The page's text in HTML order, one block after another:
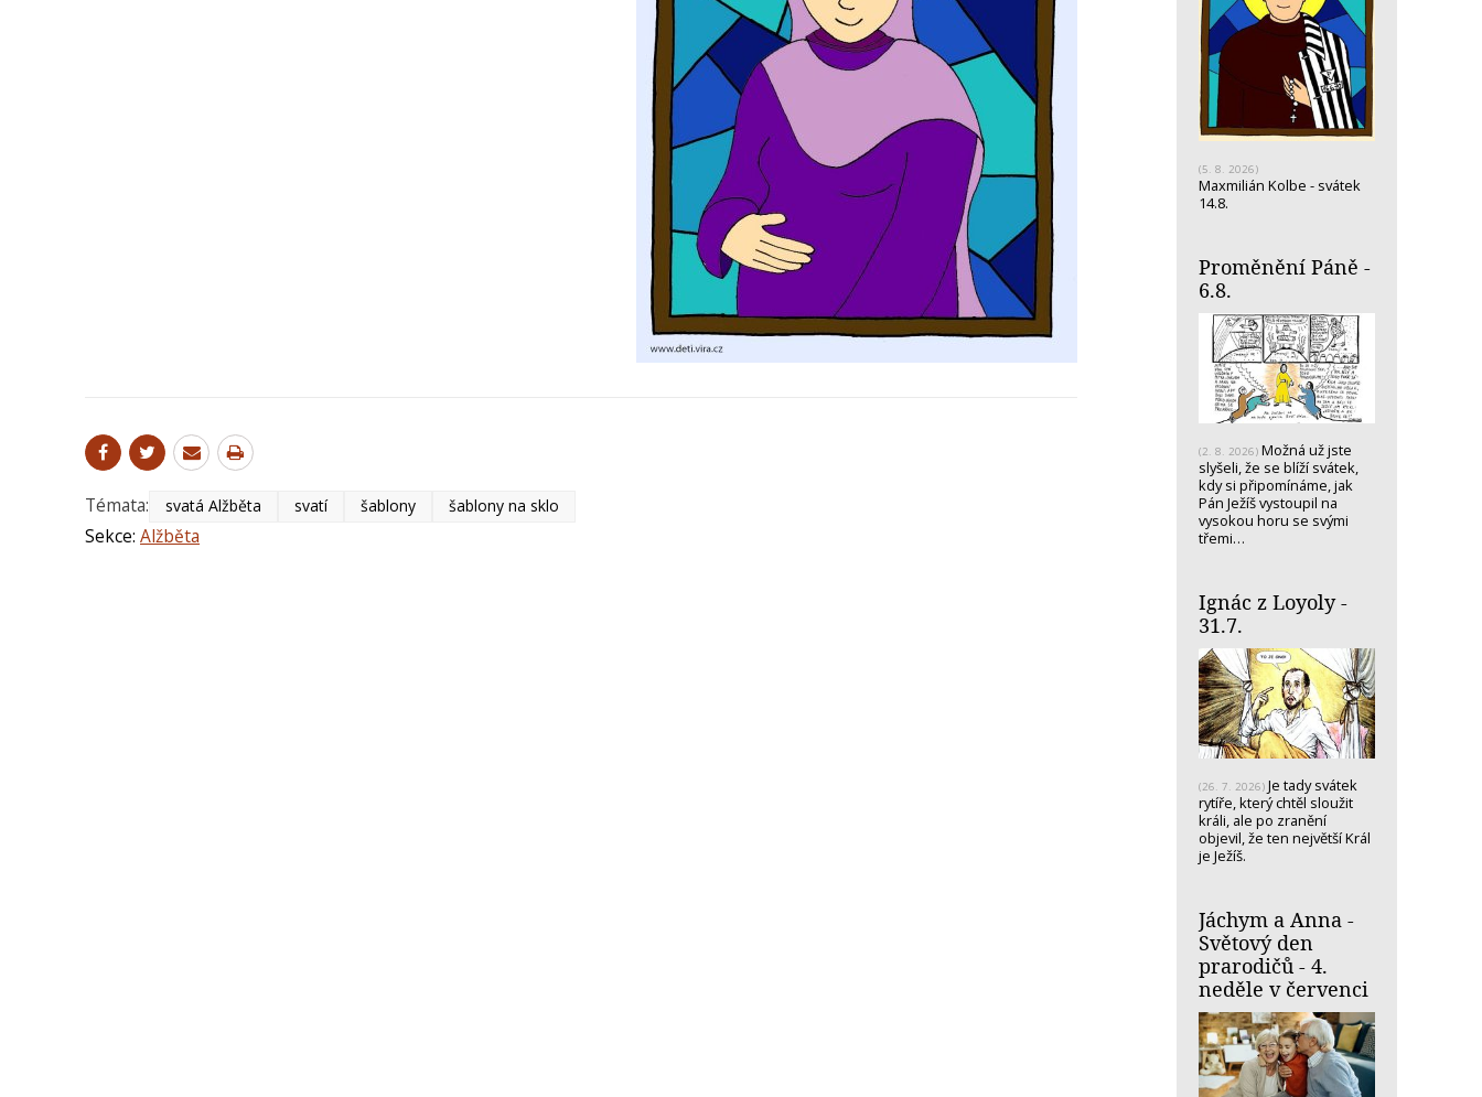
Témata: svatá Alžběta svatí šablony šablony na sklo
Sekce: Alžběta
(5. 8. 2026)
Maxmilián Kolbe - svátek
14.8.
Proměnění Páně -
6.8.
(2. 8. 2026) Možná už jste
slyšeli, že se blíží svátek,
kdy si připomínáme, jak
Pán Ježíš vystoupil na
vysokou horu se svými
třemi…
Ignác z Loyoly -
31.7.
(26. 7. 2026) Je tady svátek
rytíře, který chtěl sloužit
králi, ale po zranění
objevil, že ten největší Král
je Ježíš.
Jáchym a Anna -
Světový den
prarodičů - 4.
neděle v červenci